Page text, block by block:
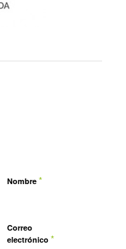
Nombre *
Correo
electrónico *